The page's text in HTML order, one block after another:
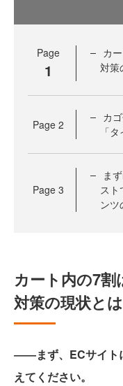
Page
1
カ
対策
Page 2
カ
「
Page 3
ま
スト
ンツ
カート内の7
対策の現状とは
――まず、ECサイト
えてください。